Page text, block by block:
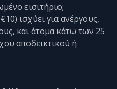
εισιτήριο;
ισχύει για ανέργους,
και άτομα κάτω των 25
αποδεικτικού ή